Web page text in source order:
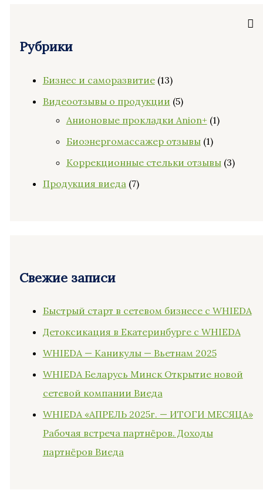
Рубрики
Бизнес и саморазвитие(13)
Видеоотзывы о продукции (5)
Анионовые прокладки Anion+ (1)
Биоэнергомассажер отзывы(1)
Коррекционные стельки отзывы(3)
Продукция виеда (7)
Свежие записи
Быстрый старт в сетевом бизнесе с WHIEDA
Детоксикация в Екатеринбурге с WHIEDA
WHIEDA — Каникулы — Вьетнам 2025
WHIEDA Беларусь Минск Открытие новой
сетевой компании Виеда
WHIEDA «АПРЕЛЬ 2025г. — ИТОГИ МЕСЯЦА»
Рабочая встреча партнёров. Доходы
партнёров Виеда